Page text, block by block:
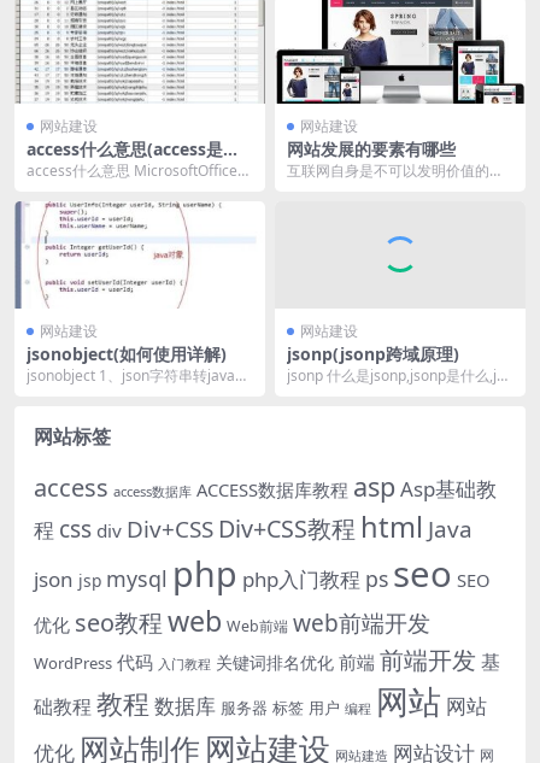
网站建设
access什么意思(access是什
么意思)
access什么意思 MicrosoftOfficeA
网站建设
网站发展的要素有哪些
互联网自身是不可以发明价值的，
网站建设
jsonobject(如何使用详解)
jsonobject 1、json字符串转java代
网站建设
jsonp(jsonp跨域原理)
jsonp 什么是jsonp,jsonp是什么,jso
网站标签
access access数据库 ACCESS数据库教程 asp Asp基础教
程 css div Div+CSS Div+CSS教程 html Java
json jsp mysql php php入门教程 ps seo SEO
优化 seo教程web Web前端 web前端开发
WordPress 代码 入门教程 关键词排名优化 前端 前端开发 基
础教程 教程 数据库 服务器 标签 用户 编程 网站 网站
优化 网站制作 网站建设 网站建造 网站设计 网